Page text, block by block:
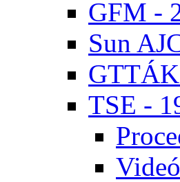
GFM -
Sun
TSE -